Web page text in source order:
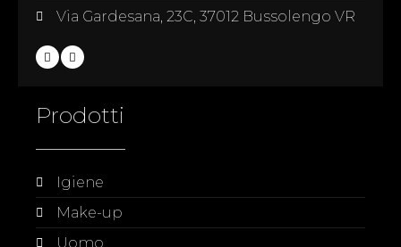
Via Gardesana, 23C, 37012 Bussolengo VR
Prodotti
Igiene
Make-up
Uomo